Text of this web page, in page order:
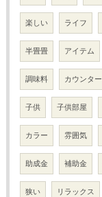
楽しい ライフ
半畳畳 アイテム
調味料 カウンタ
子供 子供部屋
カラー 雰囲気
助成金 補助金
狭い リラックス